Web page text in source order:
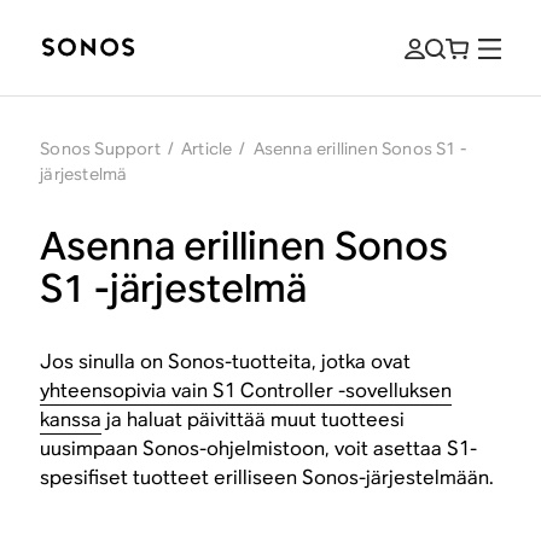
Sonos Support / Article / Asenna erillinen Sonos S1 -
järjestelmä
Asenna erillinen Sonos
S1 -järjestelmä
Jos sinulla on Sonos-tuotteita, jotka ovat
yhteensopivia vain S1 Controller -sovelluksen
kanssa ja haluat päivittää muut tuotteesi
uusimpaan Sonos-ohjelmistoon, voit asettaa S1-
spesifiset tuotteet erilliseen Sonos-järjestelmään.